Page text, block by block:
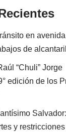
en avenida
de
“Chuli” Jorge
edición de los
Salvador:
y